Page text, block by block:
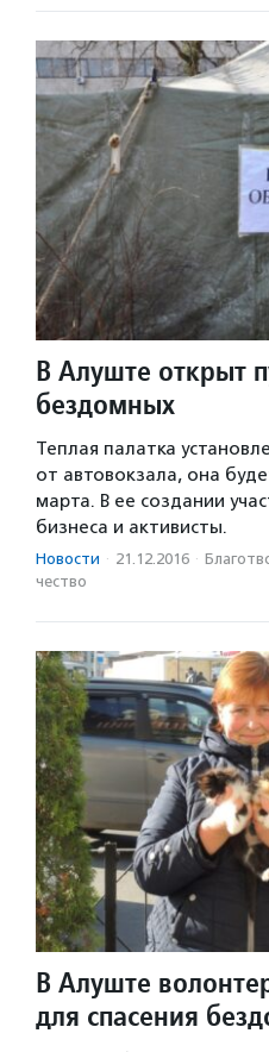
В Алуште открыт
бездомных
Теплая палатка
от автовокзала, она
марта. В ее создании
бизнеса и активисты.
Новости · 21.12.2016 ·
чест­во
В Алуште
для спасения